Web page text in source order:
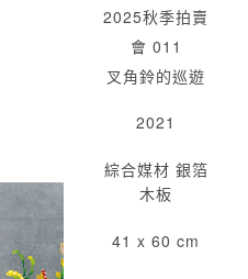
2025秋季拍賣
會 011
叉角鈴的巡遊
2021
綜合媒材 銀箔
木板
41 x 60 cm